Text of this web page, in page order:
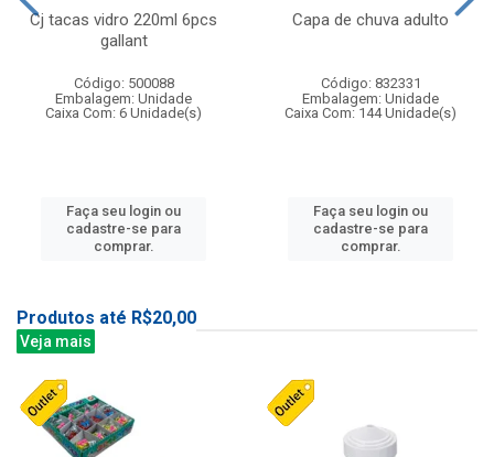
Cj tacas vidro 220ml 6pcs
gallant
Código: 500088
Embalagem: Unidade
Caixa Com: 6 Unidade(s)
Faça seu login ou
cadastre-se para
comprar.
Capa de chuva adulto
Código: 832331
Embalagem: Unidade
Caixa Com: 144 Unidade(s)
Faça seu login ou
cadastre-se para
comprar.
Produtos até R$20,00
Veja mais